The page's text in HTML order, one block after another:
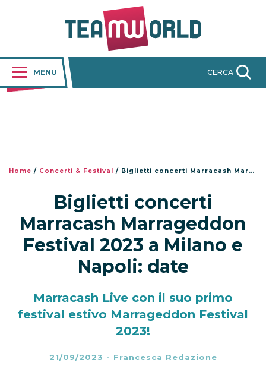
MENU CERCA
Home / Concerti & Festival / Biglietti concerti Marracash Marrageddon Festival 2023 a Milano e Napoli: date
Biglietti concerti
Marracash Marrageddon
Festival 2023 a Milano e
Napoli: date
Marracash Live con il suo primo
festival estivo Marrageddon Festival
2023!
21/09/2023 - Francesca Redazione